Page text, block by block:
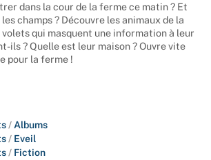
dans la cour de la ferme ce matin ? Et
champs ? Découvre les animaux de la
qui masquent une information à leur
ils ? Quelle est leur maison ? Ouvre vite
pour la ferme !
/ Albums
/ Eveil
/ Fiction